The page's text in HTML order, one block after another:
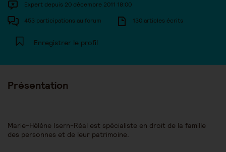
Expert depuis 20 décembre 2011 18:00
453 participations au forum 130 articles écrits
Enregistrer le profil
Présentation
Marie-Hélène Isern-Réal est spécialiste en droit de la famille
des personnes et de leur patrimoine.